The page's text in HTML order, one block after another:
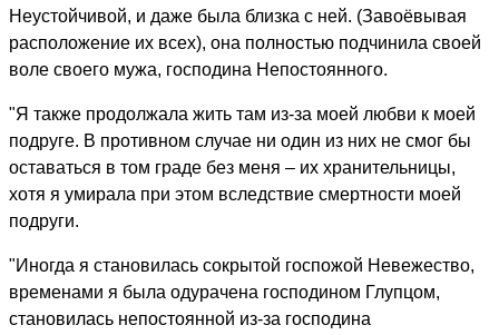
Неустойчивой, и даже была близка с ней. (Завоёвывая
расположение их всех), она полностью подчинила своей
воле своего мужа, господина Непостоянного.
"Я также продолжала жить там из-за моей любви к моей
подруге. В противном случае ни один из них не смог бы
оставаться в том граде без меня – их хранительницы,
хотя я умирала при этом вследствие смертности моей
подруги.
"Иногда я становилась сокрытой госпожой Невежество,
временами я была одурачена господином Глупцом,
становилась непостоянной из-за господина